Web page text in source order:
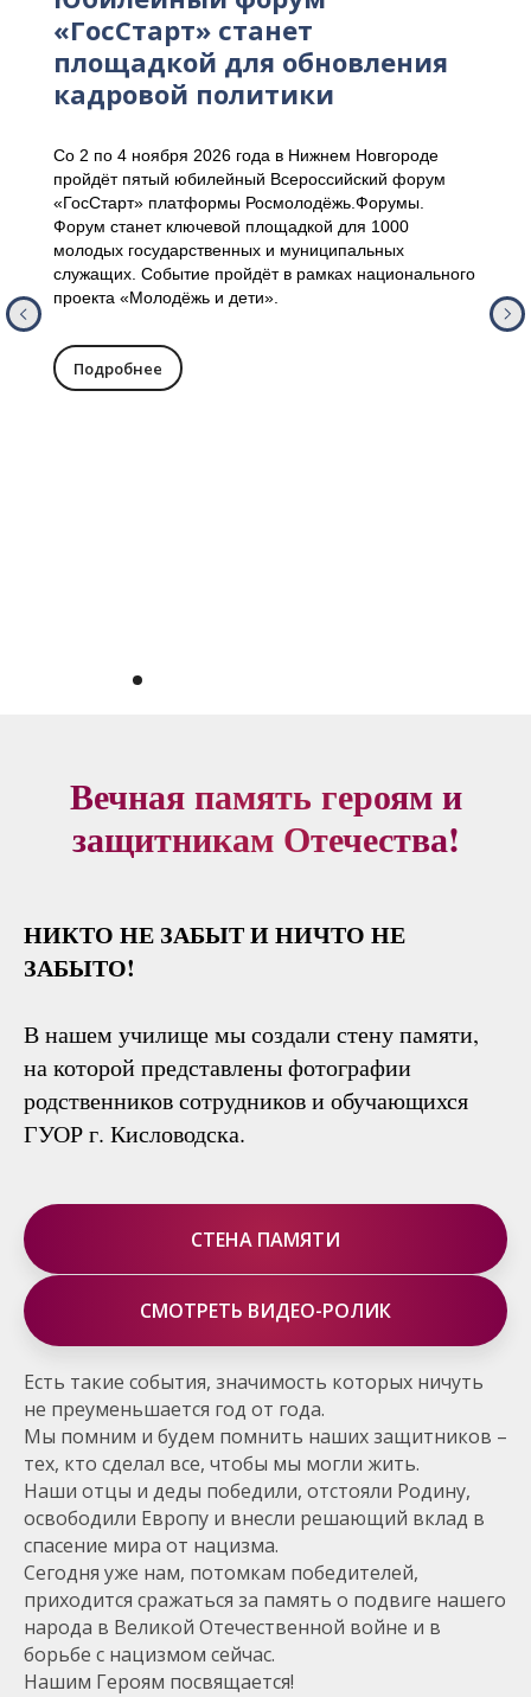
«ГосСтарт» станет
площадкой для обновления
кадровой политики
Со 2 по 4 ноября 2026 года в Нижнем Новгороде
пройдёт пятый юбилейный Всероссийский форум
«ГосСтарт» платформы Росмолодёжь.Форумы.
Форум станет ключевой площадкой для 1000
молодых государственных и муниципальных
служащих. Событие пройдёт в рамках национального
проекта «Молодёжь и дети».
Подробнее
Вечная память героям и
защитникам Отечества!
НИКТО НЕ ЗАБЫТ И НИЧТО НЕ
ЗАБЫТО!
В нашем училище мы создали стену памяти,
на которой представлены фотографии
родственников сотрудников и обучающихся
ГУОР г. Кисловодска.
СТЕНА ПАМЯТИ
СМОТРЕТЬ ВИДЕО-РОЛИК
Есть такие события, значимость которых ничуть
не преуменьшается год от года.
Мы помним и будем помнить наших защитников –
тех, кто сделал все, чтобы мы могли жить.
Наши отцы и деды победили, отстояли Родину,
освободили Европу и внесли решающий вклад в
спасение мира от нацизма.
Сегодня уже нам, потомкам победителей,
приходится сражаться за память о подвиге нашего
народа в Великой Отечественной войне и в
борьбе с нацизмом сейчас.
Нашим Героям посвящается!